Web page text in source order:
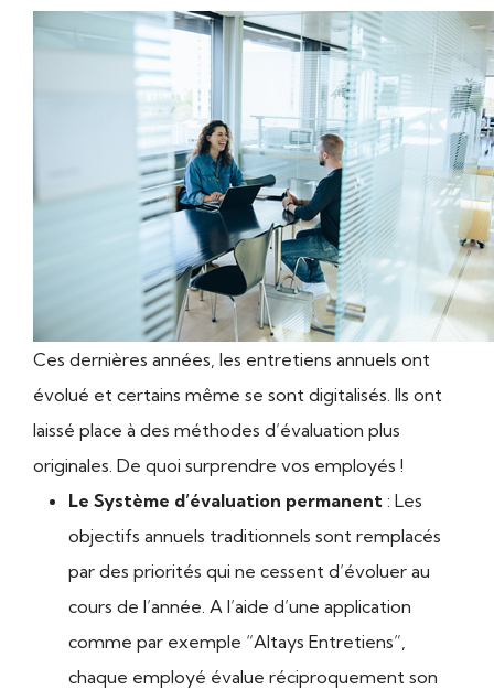
Ces dernières années, les entretiens annuels ont
évolué et certains même se sont digitalisés. Ils ont
laissé place à des méthodes d’évaluation plus
originales. De quoi surprendre vos employés !
Le Système d’évaluation permanent : Les
objectifs annuels traditionnels sont remplacés
par des priorités qui ne cessent d’évoluer au
cours de l’année. A l’aide d’une application
comme par exemple “Altays Entretiens”,
chaque employé évalue réciproquement son